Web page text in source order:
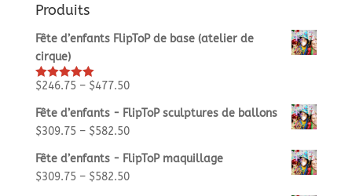
Produits
Fête d’enfants FlipToP de base (atelier de
cirque)
Rated 5.00
$246.75– $477.50
Fête d’enfants - FlipToP sculptures de ballons
$309.75– $582.50
Fête d’enfants - FlipToP maquillage
$309.75– $582.50